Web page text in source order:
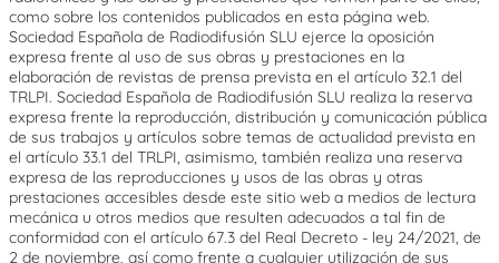
como sobre los contenidos publicados en esta página web.
Sociedad Española de Radiodifusión SLU ejerce la oposición
expresa frente al uso de sus obras y prestaciones en la
elaboración de revistas de prensa prevista en el artículo 32.1 del
TRLPI. Sociedad Española de Radiodifusión SLU realiza la reserva
expresa frente la reproducción, distribución y comunicación pública
de sus trabajos y artículos sobre temas de actualidad prevista en
el artículo 33.1 del TRLPI, asimismo, también realiza una reserva
expresa de las reproducciones y usos de las obras y otras
prestaciones accesibles desde este sitio web a medios de lectura
mecánica u otros medios que resulten adecuados a tal fin de
conformidad con el artículo 67.3 del Real Decreto - ley 24/2021, de
2 de noviembre, así como frente a cualquier utilización de sus